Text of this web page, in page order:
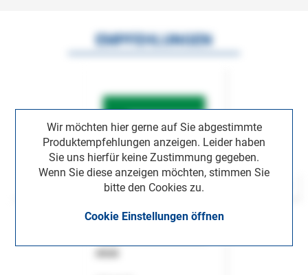
Wir möchten hier gerne auf Sie abgestimmte
Produktempfehlungen anzeigen. Leider haben
Sie uns hierfür keine Zustimmung gegeben.
Wenn Sie diese anzeigen möchten, stimmen Sie
bitte den Cookies zu.
Cookie Einstellungen öffnen
EMPFEHLUNGEN